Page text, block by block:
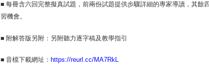
■每冊含六回完整擬真試題，前兩份試題提供步驟詳細的專家導讀，其餘
習機會。
■ 附解答版另附： 另附聽力逐字稿及教學指引
■音檔下載網址：https://reurl.cc/MA7RkL